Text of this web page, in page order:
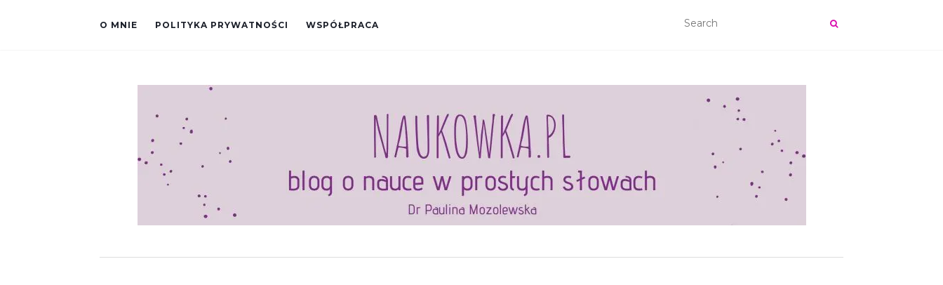
O MNIE POLITYKA PRYWATNOŚCI WSPÓŁPRACA